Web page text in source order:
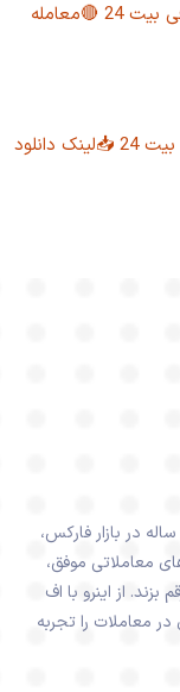
آموزش خرید و فروش در صرافی بیت 24 🔴معامله
راهنمای دانلود نرم افزار صرافی بیت 24 📥لینک دانلود
در بازار فارکس،
معاملاتی موفق،
از اینرو با اف
معاملات را تجربه